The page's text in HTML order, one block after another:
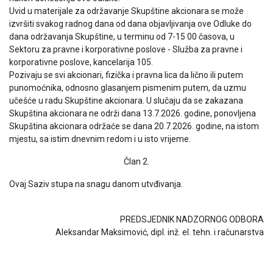
Uvid u materijale za održavanje Skupštine akcionara se može
izvršiti svakog radnog dana od dana objavljivanja ove Odluke do
dana održavanja Skupštine, u terminu od 7-15 00 časova, u
Sektoru za pravne i korporativne poslove - Služba za pravne i
korporativne poslove, kancelarija 105.
Pozivaju se svi akcionari, fizička i pravna lica da lično ili putem
punomoćnika, odnosno glasanjem pismenim putem, da uzmu
učešće u radu Skupštine akcionara. U slučaju da se zakazana
Skupština akcionara ne održi dana 13.7.2026. godine, ponovljena
Skupština akcionara održaće se dana 20.7.2026. godine, na istom
mjestu, sa istim dnevnim redom i u isto vrijeme.
Član 2.
Ovaj Saziv stupa na snagu danom utvđivanja.
PREDSJEDNIK NADZORNOG ODBORA
Aleksandar Maksimović, dipl. inž. el. tehn. i računarstva